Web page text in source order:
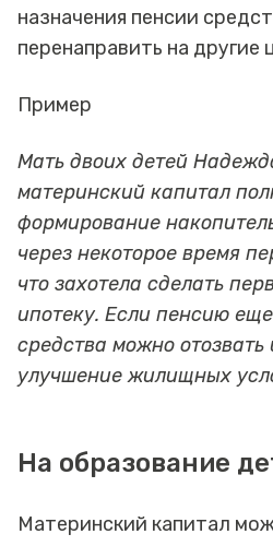
назначения пенсии
перенаправить на другие
Пример
Мать двоих детей
материнский капитал
формирование
через некоторое время
что захотела сделать
ипотеку. Если пенсию
средства можно отозвать
улучшение жилищных
На образование
Материнский капитал